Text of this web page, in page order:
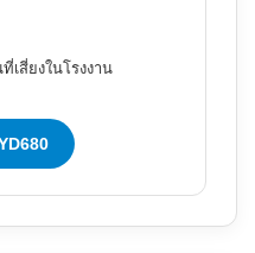
เสี่ยงในโรงงาน